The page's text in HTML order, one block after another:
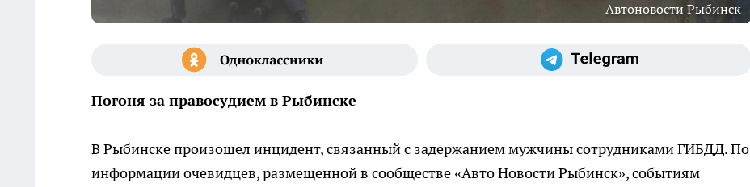
Автоновости Рыбинск
Погоня за правосудием в Рыбинске
В Рыбинске произошел инцидент, связанный с задержанием мужчины сотрудниками ГИБДД. По
информации очевидцев, размещенной в сообществе «Авто Новости Рыбинск», событиям